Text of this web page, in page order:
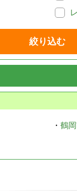
絞り込む
・ 鶴